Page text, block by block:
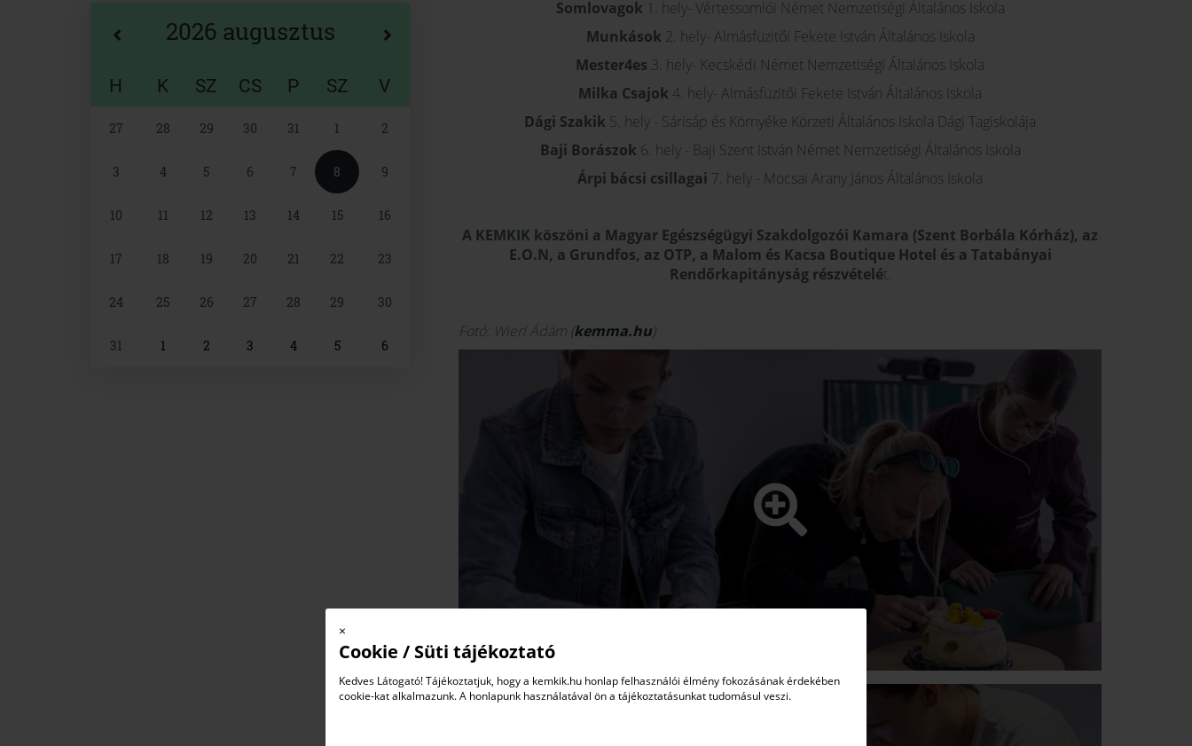
×
Cookie / Süti tájékoztató
Kedves Látogató! Tájékoztatjuk, hogy a kemkik.hu honlap felhasználói élmény fokozásának érdekében
cookie-kat alkalmazunk. A honlapunk használatával ön a tájékoztatásunkat tudomásul veszi.
választó
2026 augusztus
H K SZ CS P SZ V
27 28 29 30 31 1 2
3 4 5 6 7 8 9
10 11 12 13 14 15 16
17 18 19 20 21 22 23
24 25 26 27 28 29 30
31 1 2 3 4 5 6
Somlovagok 1. hely- Vértessomlói Német Nemzetiségi Általános Iskola
Munkások 2. hely- Almásfüzitői Fekete István Általános Iskola
Mester4es 3. hely- Kecskédi Német Nemzetiségi Általános Iskola
Milka Csajok 4. hely- Almásfüzitői Fekete István Általános Iskola
Dági Szakik 5. hely - Sárisáp és Környéke Körzeti Általános Iskola Dági Tagiskolája
Baji Borászok 6. hely - Baji Szent István Német Nemzetiségi Általános Iskola
Árpi bácsi csillagai 7. hely - Mocsai Arany János Általános Iskola
A KEMKIK köszöni a Magyar Egészségügyi Szakdolgozói Kamara (Szent Borbála Kórház), az
E.O.N, a Grundfos, az OTP, a Malom és Kacsa Boutique Hotel és a Tatabányai
Rendőrkapitányság részvételét.
Fotó: Wierl Ádám (kemma.hu)